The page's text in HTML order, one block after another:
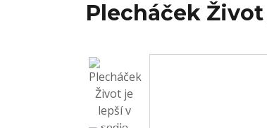
Plecháček